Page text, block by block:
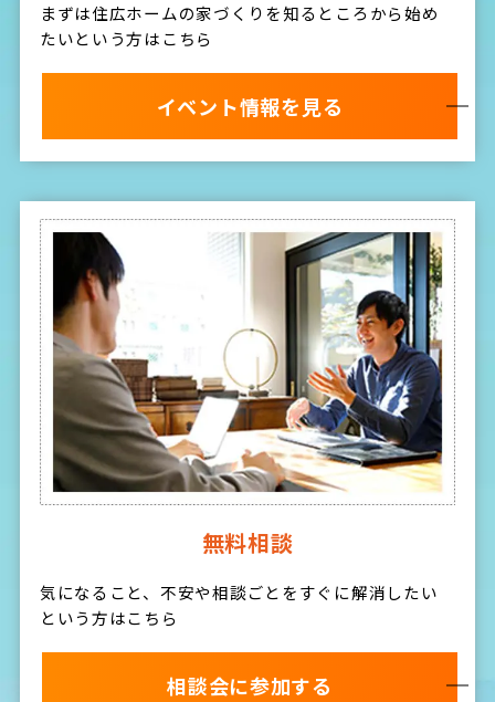
まずは住広ホームの家づくりを知るところから始め
たいという方はこちら
イベント情報を見る
無料相談
気になること、不安や相談ごとをすぐに解消したい
という方はこちら
相談会に参加する